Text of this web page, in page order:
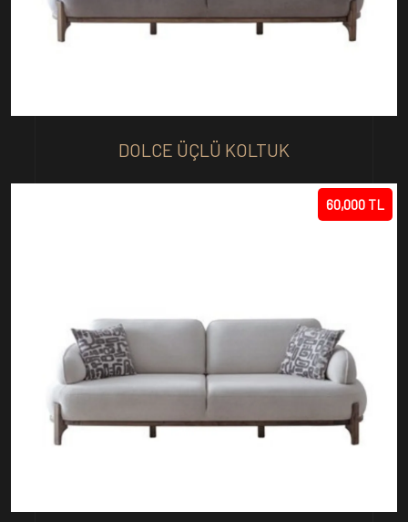
DOLCE ÜÇLÜ KOLTUK
60,000 TL